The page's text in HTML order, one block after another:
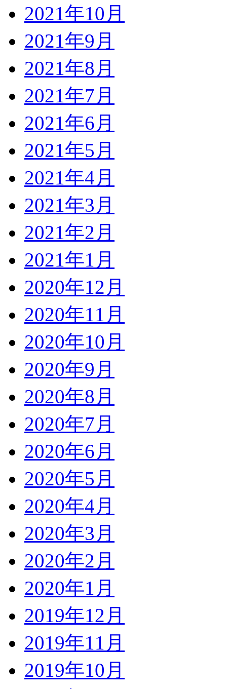
2021年10月
2021年9月
2021年8月
2021年7月
2021年6月
2021年5月
2021年4月
2021年3月
2021年2月
2021年1月
2020年12月
2020年11月
2020年10月
2020年9月
2020年8月
2020年7月
2020年6月
2020年5月
2020年4月
2020年3月
2020年2月
2020年1月
2019年12月
2019年11月
2019年10月